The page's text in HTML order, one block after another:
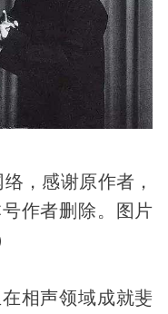
，感谢原作者，
作者删除。图片
相声领域成就斐